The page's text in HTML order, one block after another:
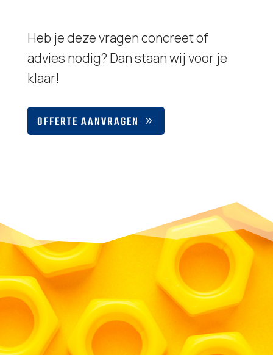
Heb je deze vragen concreet of
advies nodig? Dan staan wij voor je
klaar!
OFFERTE AANVRAGEN